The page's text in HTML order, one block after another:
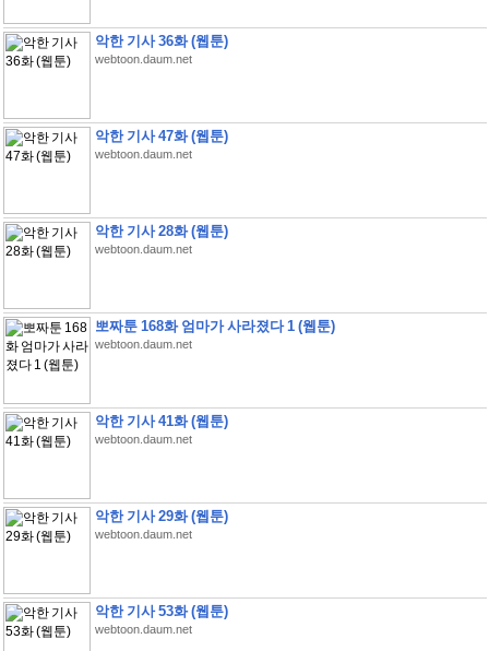
악한 기사 36화 (웹툰)
webtoon.daum.net
악한 기사 47화 (웹툰)
webtoon.daum.net
악한 기사 28화 (웹툰)
webtoon.daum.net
뽀짜툰 168화 엄마가 사라졌다 1 (웹툰)
webtoon.daum.net
악한 기사 41화 (웹툰)
webtoon.daum.net
악한 기사 29화 (웹툰)
webtoon.daum.net
악한 기사 53화 (웹툰)
webtoon.daum.net